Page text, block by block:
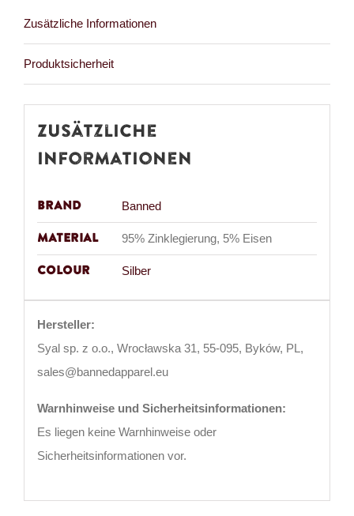
Zusätzliche Informationen
Produktsicherheit
Zusätzliche
Informationen
Brand Banned
Material 95% Zinklegierung, 5% Eisen
Colour Silber
Hersteller:
Syal sp. z o.o., Wrocławska 31, 55-095, Byków, PL,
sales@bannedapparel.eu
Warnhinweise und Sicherheitsinformationen:
Es liegen keine Warnhinweise oder
Sicherheitsinformationen vor.